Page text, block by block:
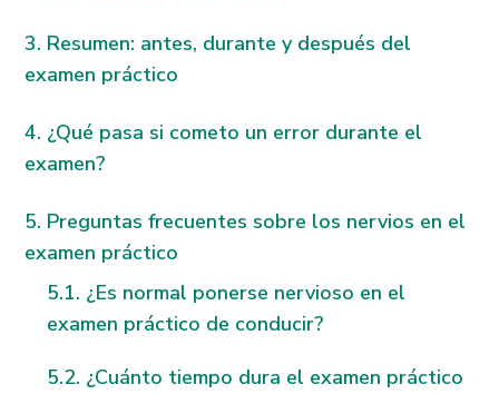
Resumen: antes, durante y después del
examen práctico
¿Qué pasa si cometo un error durante el
examen?
Preguntas frecuentes sobre los nervios en el
examen práctico
¿Es normal ponerse nervioso en el
examen práctico de conducir?
¿Cuánto tiempo dura el examen práctico